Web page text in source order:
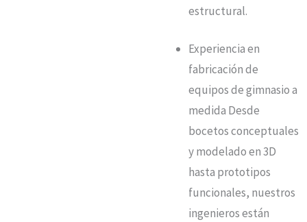
estructural.
Experiencia en
fabricación de
equipos de gimnasio a
medida Desde
bocetos conceptuales
y modelado en 3D
hasta prototipos
funcionales, nuestros
ingenieros están